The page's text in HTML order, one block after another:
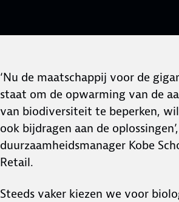
‘Nu de maatschappij voor de
staat om de opwarming van de
van biodiversiteit te beperken,
ook bijdragen aan de
duurzaamheidsmanager Kobe
Retail.
Steeds vaker kiezen we voor